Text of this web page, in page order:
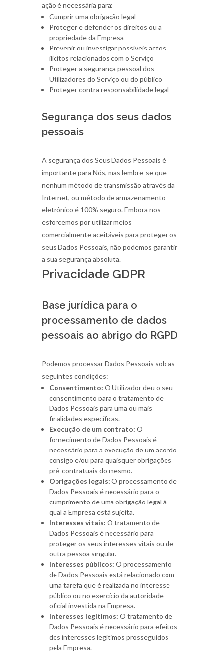
ação é necessária para:
Cumprir uma obrigação legal
Proteger e defender os direitos ou a
propriedade da Empresa
Prevenir ou investigar possíveis actos
ilícitos relacionados com o Serviço
Proteger a segurança pessoal dos
Utilizadores do Serviço ou do público
Proteger contra responsabilidade legal
Segurança dos seus dados
pessoais
A segurança dos Seus Dados Pessoais é
importante para Nós, mas lembre-se que
nenhum método de transmissão através da
Internet, ou método de armazenamento
eletrónico é 100% seguro. Embora nos
esforcemos por utilizar meios
comercialmente aceitáveis para proteger os
seus Dados Pessoais, não podemos garantir
a sua segurança absoluta.
Privacidade GDPR
Base jurídica para o
processamento de dados
pessoais ao abrigo do RGPD
Podemos processar Dados Pessoais sob as
seguintes condições:
Consentimento: O Utilizador deu o seu
consentimento para o tratamento de
Dados Pessoais para uma ou mais
finalidades específicas.
Execução de um contrato: O
fornecimento de Dados Pessoais é
necessário para a execução de um acordo
consigo e/ou para quaisquer obrigações
pré-contratuais do mesmo.
Obrigações legais: O processamento de
Dados Pessoais é necessário para o
cumprimento de uma obrigação legal à
qual a Empresa está sujeita.
Interesses vitais: O tratamento de
Dados Pessoais é necessário para
proteger os seus interesses vitais ou de
outra pessoa singular.
Interesses públicos: O processamento
de Dados Pessoais está relacionado com
uma tarefa que é realizada no interesse
público ou no exercício da autoridade
oficial investida na Empresa.
Interesses legítimos: O tratamento de
Dados Pessoais é necessário para efeitos
dos interesses legítimos prosseguidos
pela Empresa.